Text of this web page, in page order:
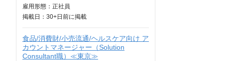
雇用形態：正社員
掲載日： 30+日 前に掲載
食品/消費財/小売流通/ヘルスケア向け ア
カウントマネージャー（Solution
Consultant職）≪東京≫